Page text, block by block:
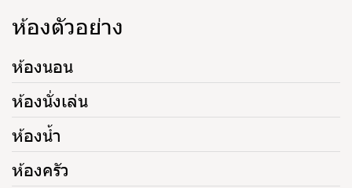
ห้องตัวอย่าง
ห้องนอน
ห้องนั่งเล่น
ห้องน้ำ
ห้องครัว